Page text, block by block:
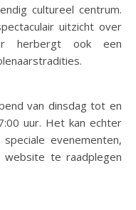
cultureel centrum.
uitzicht over
herbergt ook een
van dinsdag tot en
uur. Het kan echter
evenementen,
te raadplegen